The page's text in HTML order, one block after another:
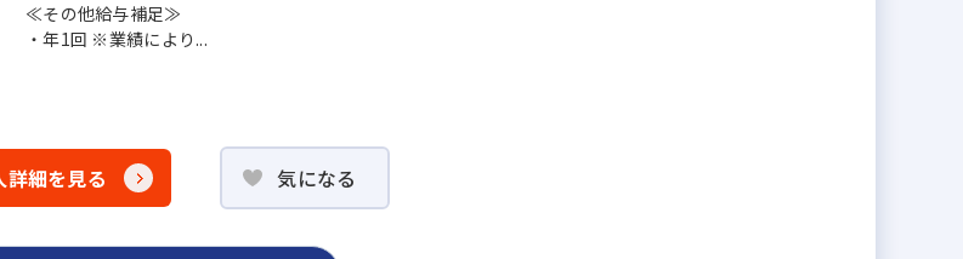
≪その他給与補足≫
・年1回 ※業績により...
詳細を見る 気になる